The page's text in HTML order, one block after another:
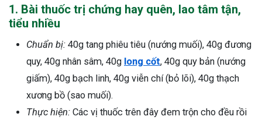
1. Bài thuốc trị chứng hay quên, lao tâm tận,
tiểu nhiều
Chuẩn bị: 40g tang phiêu tiêu (nướng muối), 40g đương
quy, 40g nhân sâm, 40g long cốt, 40g quy bản (nướng
giấm), 40g bạch linh, 40g viễn chí (bỏ lõi), 40g thạch
xương bồ (sao muối).
Thực hiện: Các vị thuốc trên đây đem trộn cho đều rồi